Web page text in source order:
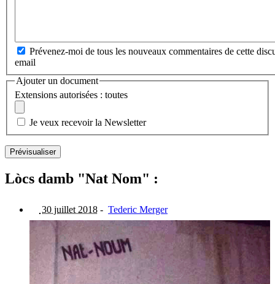
Prévenez-moi de tous les nouveaux commentaires de cette
email
Ajouter un document
Extensions autorisées : toutes
Je veux recevoir la Newsletter
Lòcs damb "Nat Nom" :
30 juillet 2018 - Tederic Merger